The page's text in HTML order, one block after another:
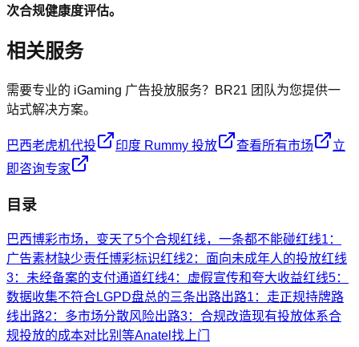
次合规健康度评估。
相关服务
需要专业的 iGaming 广告投放服务？BR21 团队为您提供一
站式解决方案。
巴西老虎机代投 印度 Rummy 投放 查看所有市场
立
即咨询专家
目录
巴西博彩市场，变天了5个合规红线，一条都不能碰红线1：
广告素材缺少责任博彩标识红线2：面向未成年人的投放红线
3：未经备案的支付通道红线4：虚假宣传和夸大收益红线5：
数据收集不符合LGPD盘总的三条出路出路1：走正规持牌路
线出路2：多市场分散风险出路3：合规改造现有投放体系合
规投放的成本对比别等Anatel找上门